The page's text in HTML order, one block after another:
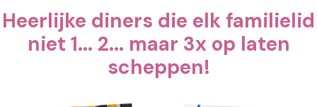
Heerlijke diners die elk familielid
niet 1... 2... maar 3x op laten
scheppen!